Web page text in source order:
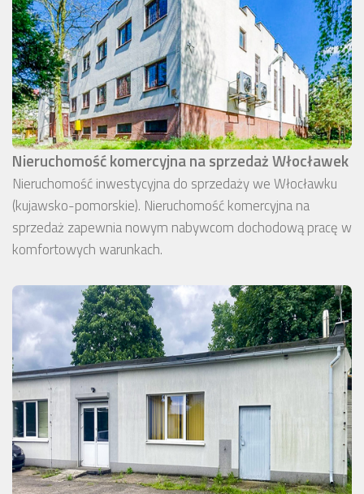
Nieruchomość komercyjna na sprzedaż Włocławek
Nieruchomość inwestycyjna do sprzedaży we Włocławku
(kujawsko-pomorskie). Nieruchomość komercyjna na
sprzedaż zapewnia nowym nabywcom dochodową pracę w
komfortowych warunkach.